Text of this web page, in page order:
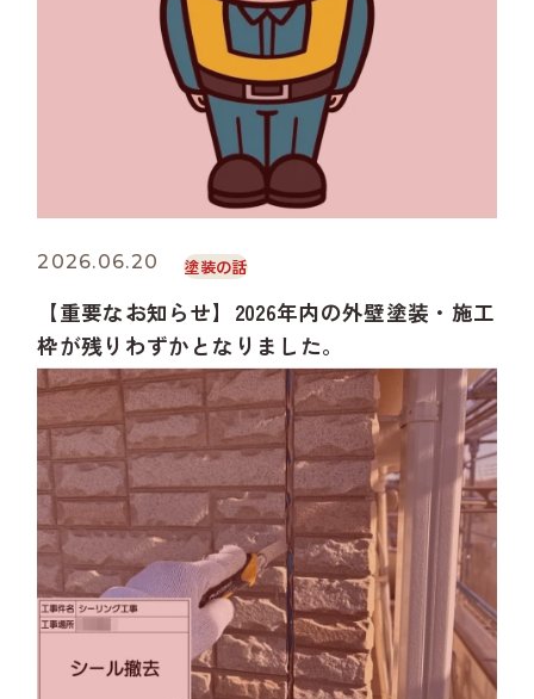
2026.06.20 塗装の話
【重要なお知らせ】2026年内の外壁塗装・施工
枠が残りわずかとなりました。